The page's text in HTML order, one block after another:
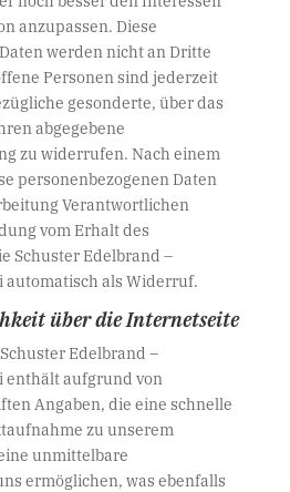
anzupassen. Diese
werden nicht an Dritte
Personen sind jederzeit
gesonderte, über das
abgegebene
zu widerrufen. Nach einem
personenbezogenen Daten
Verantwortlichen
vom Erhalt des
Schuster Edelbrand –
als Widerruf.
über die Internetseite
Edelbrand –
aufgrund von
Angaben, die eine schnelle
zu unserem
unmittelbare
ermöglichen, was ebenfalls